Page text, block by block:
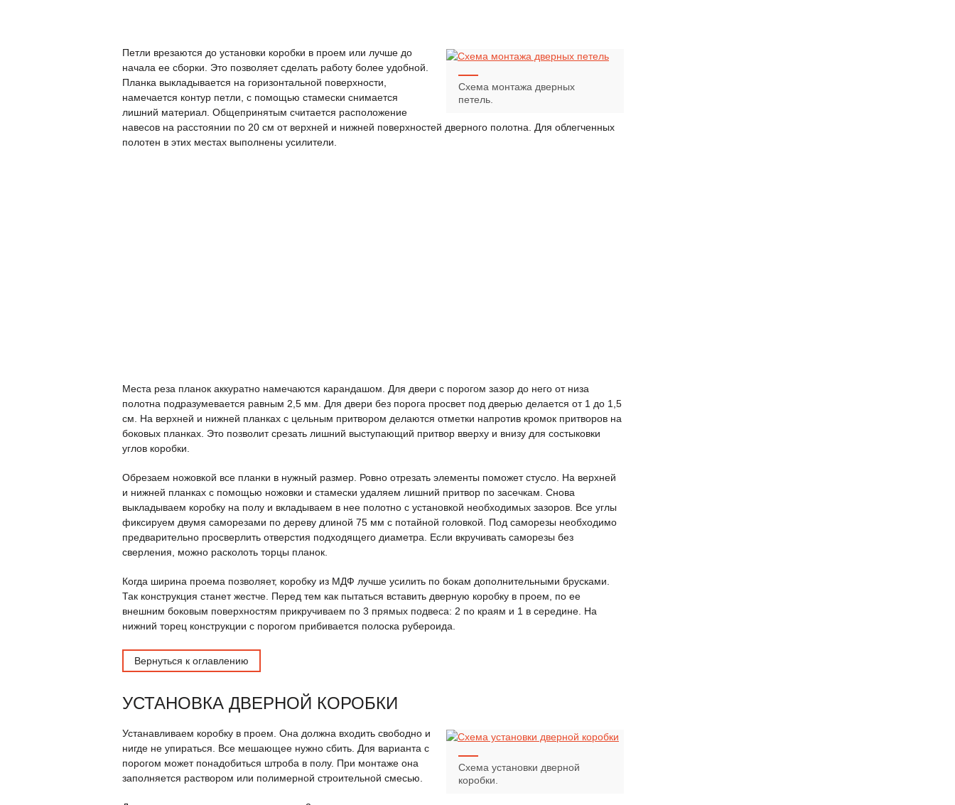
Схема монтажа дверных
петель.
Петли врезаются до установки коробки в проем или лучше до
начала ее сборки. Это позволяет сделать работу более удобной.
Планка выкладывается на горизонтальной поверхности,
намечается контур петли, с помощью стамески снимается
лишний материал. Общепринятым считается расположение
навесов на расстоянии по 20 см от верхней и нижней поверхностей дверного полотна. Для облегченных
полотен в этих местах выполнены усилители.
Места реза планок аккуратно намечаются карандашом. Для двери с порогом зазор до него от низа
полотна подразумевается равным 2,5 мм. Для двери без порога просвет под дверью делается от 1 до 1,5
см. На верхней и нижней планках с цельным притвором делаются отметки напротив кромок притворов на
боковых планках. Это позволит срезать лишний выступающий притвор вверху и внизу для состыковки
углов коробки.
Обрезаем ножовкой все планки в нужный размер. Ровно отрезать элементы поможет стусло. На верхней
и нижней планках с помощью ножовки и стамески удаляем лишний притвор по засечкам. Снова
выкладываем коробку на полу и вкладываем в нее полотно с установкой необходимых зазоров. Все углы
фиксируем двумя саморезами по дереву длиной 75 мм с потайной головкой. Под саморезы необходимо
предварительно просверлить отверстия подходящего диаметра. Если вкручивать саморезы без
сверления, можно расколоть торцы планок.
Когда ширина проема позволяет, коробку из МДФ лучше усилить по бокам дополнительными брусками.
Так конструкция станет жестче. Перед тем как пытаться вставить дверную коробку в проем, по ее
внешним боковым поверхностям прикручиваем по 3 прямых подвеса: 2 по краям и 1 в середине. На
нижний торец конструкции с порогом прибивается полоска рубероида.
Вернуться к оглавлению
УСТАНОВКА ДВЕРНОЙ КОРОБКИ
Схема установки дверной
коробки.
Устанавливаем коробку в проем. Она должна входить свободно и
нигде не упираться. Все мешающее нужно сбить. Для варианта с
порогом может понадобиться штроба в полу. При монтаже она
заполняется раствором или полимерной строительной смесью.